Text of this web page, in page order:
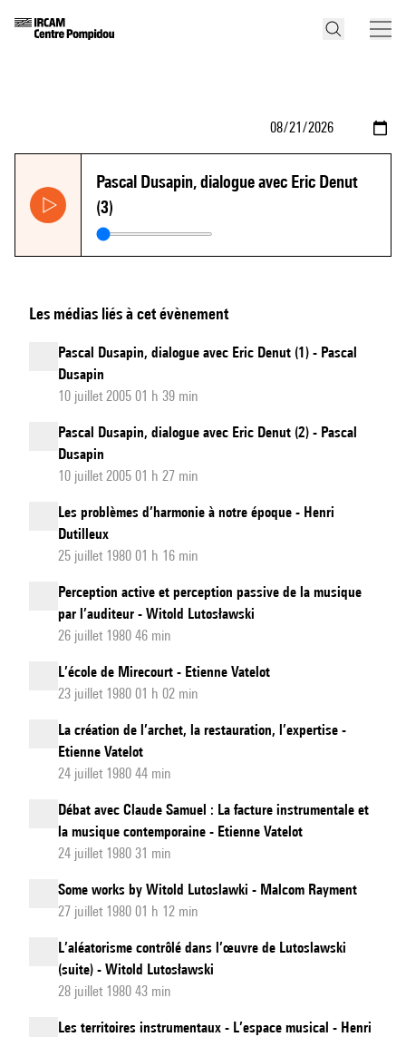
Pascal Dusapin, dialogue avec Eric Denut
(3)
Les médias liés à cet évènement
Pascal Dusapin, dialogue avec Eric Denut (1) - Pascal
Dusapin
10 juillet 2005 01 h 39 min
Pascal Dusapin, dialogue avec Eric Denut (2) - Pascal
Dusapin
10 juillet 2005 01 h 27 min
Les problèmes d’harmonie à notre époque - Henri
Dutilleux
25 juillet 1980 01 h 16 min
Perception active et perception passive de la musique
par l’auditeur - Witold Lutosławski
26 juillet 1980 46 min
L’école de Mirecourt - Etienne Vatelot
23 juillet 1980 01 h 02 min
La création de l’archet, la restauration, l’expertise -
Etienne Vatelot
24 juillet 1980 44 min
Débat avec Claude Samuel : La facture instrumentale et
la musique contemporaine - Etienne Vatelot
24 juillet 1980 31 min
Some works by Witold Lutoslawki - Malcom Rayment
27 juillet 1980 01 h 12 min
L’aléatorisme contrôlé dans l’œuvre de Lutoslawski
(suite) - Witold Lutosławski
28 juillet 1980 43 min
Les territoires instrumentaux - L’espace musical - Henri